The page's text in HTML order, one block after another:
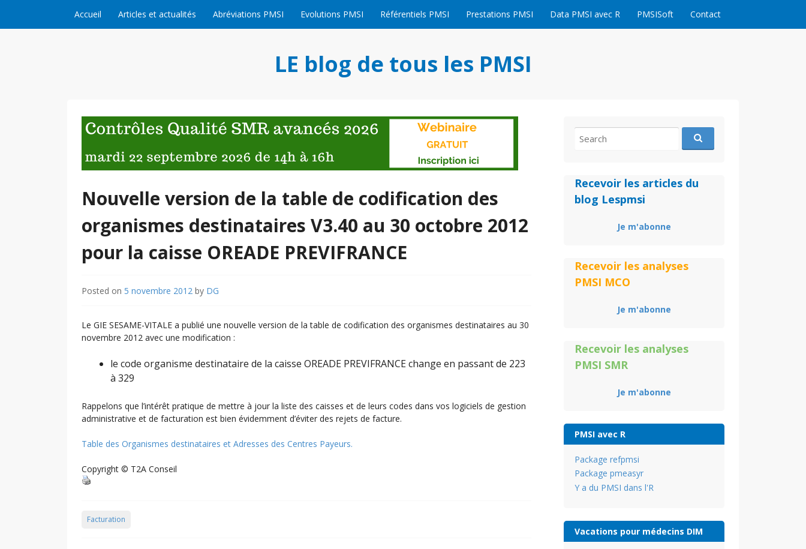
Accueil Articles et actualités Abréviations PMSI Evolutions PMSI Référentiels PMSI Prestations PMSI Data PMSI avec R PMSISoft Contact
LE blog de tous les PMSI
Nouvelle version de la table de codification des
organismes destinataires V3.40 au 30 octobre 2012
pour la caisse OREADE PREVIFRANCE
Posted on 5 novembre 2012 by DG
Le GIE SESAME-VITALE a publié une nouvelle version de la table de codification des organismes destinataires au 30
novembre 2012 avec une modification :
le code organisme destinataire de la caisse OREADE PREVIFRANCE change en passant de 223
à 329
Rappelons que l’intérêt pratique de mettre à jour la liste des caisses et de leurs codes dans vos logiciels de gestion
administrative et de facturation est bien évidemment d’éviter des rejets de facture.
Table des Organismes destinataires et Adresses des Centres Payeurs.
Copyright © T2A Conseil
Facturation
for:
Recevoir les articles du
blog Lespmsi
Je m'abonne
Recevoir les analyses
PMSI MCO
Je m'abonne
Recevoir les analyses
PMSI SMR
Je m'abonne
PMSI avec R
Package refpmsi
Package pmeasyr
Y a du PMSI dans l'R
Vacations pour médecins DIM